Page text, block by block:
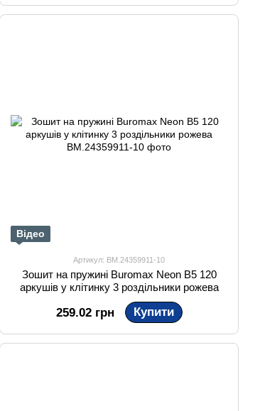
Відео
Артикул: BM.24359911-10
Зошит на пружині Buromax Neon B5 120
аркушів у клітинку 3 роздільники рожева
259.02 грн Купити